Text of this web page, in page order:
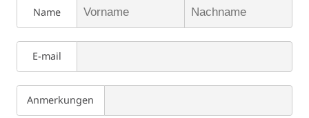
Name
E-mail
Anmerkungen